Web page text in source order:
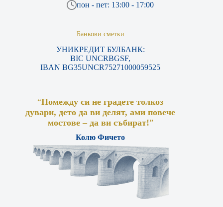
пон - пет: 13:00 - 17:00
Банкови сметки
УНИКРЕДИТ БУЛБАНК:
BIC UNCRBGSF,
IBAN BG35UNCR75271000059525
“Помежду си не градете толкоз
дувари, дето да ви делят, ами повече
мостове – да ви събират!”
Колю Фичето